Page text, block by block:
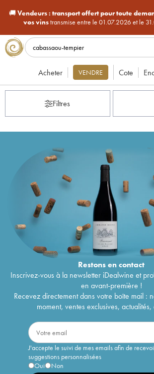
🚚Vendeurs : transport offert pour toute
vos vinstransmise entre le 01.07.2026 et le
Acheter VENDRE Cote
Filtres
Restons encontact
Inscrivez-vous à la newsletter iDealwine et
en avant-première !
Recevez directement dans votre boîte mail :
moment, ventes exclusives,
J'accepte le suivi de mes emails afin de
suggestions personnalisées
Oui
Non